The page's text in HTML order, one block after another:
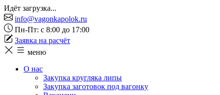
Идёт загрузка...
info@vagonkapolok.ru
Пн-Пт: с 8:00 до 17:00
Заявка на расчёт
меню
О нас
Закупка кругляка липы
Закупка заготовок под вагонку